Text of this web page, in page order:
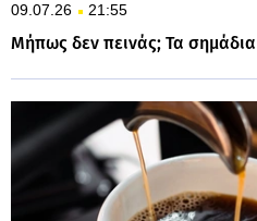
09.07.26 21:55
Μήπως δεν πεινάς; Τα